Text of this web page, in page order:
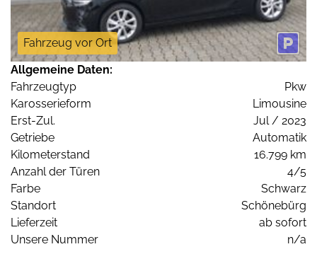
Fahrzeug vor Ort
Allgemeine Daten:
Fahrzeugtyp
Pkw
Karosserieform
Limousine
Erst-Zul.
Jul / 2023
Getriebe
Automatik
Kilometerstand
16.799 km
Anzahl der Türen
4/5
Farbe
Schwarz
Standort
Schönebürg
Lieferzeit
ab sofort
Unsere Nummer
n/a